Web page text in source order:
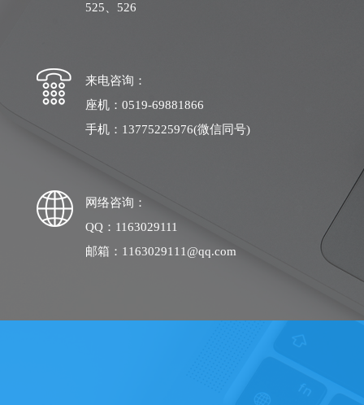
525、526
来电咨询：
座机：0519-69881866
手机：13775225976(微信同号)
网络咨询：
QQ：1163029111
邮箱：1163029111@qq.com